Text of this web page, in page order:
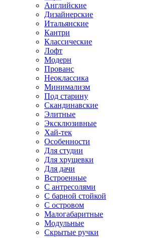
Английские
Дизайнерские
Итальянские
Кантри
Классические
Лофт
Модерн
Прованс
Неоклассика
Минимализм
Под старину
Скандинавские
Элитные
Эксклюзивные
Хай-тек
Особенности
Для студии
Для хрущевки
Для дачи
Встроенные
С антресолями
С барной стойкой
С островом
Малогабаритные
Модульные
Скрытые ручки